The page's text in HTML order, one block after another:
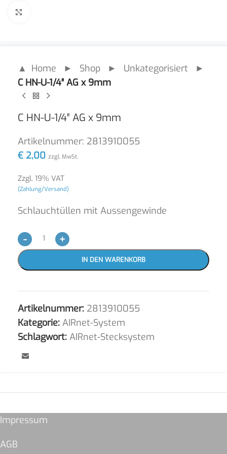
▲ Home ► Shop ► Unkategorisiert ►
C HN-U-1/4″ AG x 9mm
C HN-U-1/4″ AG x 9mm
Artikelnummer: 2813910055
€ 2,00 zzgl. MwSt.
Zzgl. 19% VAT
(Zahlung/Versand)
Schlauchtüllen mit Aussengewinde
- +
IN DEN WARENKORB
Artikelnummer: 2813910055
Kategorie: AIRnet-System
Schlagwort: AIRnet-Stecksystem
Impressum
AGB